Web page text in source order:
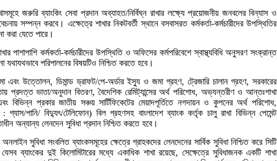
জরুরি ব্যাংকিং সেবা প্রদান অব্যাহত/নির্বিঘ্ন রাখার লক্ষ্যে প্রয়োজনীয় জনবলের বিন্যাস ও
সম্পন্ন করবে। এক্ষেত্রে শাখার নিকটবর্তী স্থানে বসবাসরত কর্মকর্তা-কর্মচারীদের উপস্থিতির
করা যেতে পারে।
পাশাপাশি কর্মকর্তা-কর্মচারীদের উপস্থিতি ও অফিসের কর্মপরিবেশে স্বাস্থ্যবিধি অনুসরণ সংক্রান্ত
যথাযথভাবে পরিপালনের বিষয়টিও নিশ্চিত করতে হবে।
এবং উত্তোলন, ডিমান্ড ড্রাফট/পে-অর্ডার ইস্যু ও জমা গ্রহণ, ট্রেজারি চালান গ্রহণ, সরকারের
প্রদত্ত ভাতা/অনুদান বিতরণ, বৈদেশিক রেমিট্যান্সের অর্থ পরিশোধ, অভ্যন্তরীণ ও আন্তঃশাখা
বিভিন্ন প্রকার জাতীয় সঞ্চয় সার্টিফিকেটের মেয়াদপূর্তিতে নগদায়ন ও কুপনের অর্থ পরিশোধ,
পানি/ বিদ্যুৎ/টেলিফোন) বিল গ্রহণসহ বাংলাদেশ ব্যাংক কর্তৃক চালু রাখা বিভিন্ন পেমেন্ট
অন্যান্য লেনদেন সুবিধা প্রদান নিশ্চিত করতে হবে।
সুবিধা সংবলিত ব্যাংকসমূহের ক্ষেত্রে গ্রাহকদের লেনদেনের সার্বিক সুবিধা নিশ্চিত করে সিটি
ব্যাংকের দুই কিলোমিটারের মধ্যে একাধিক শাখা রয়েছে, সেক্ষেত্রে সুবিধাজনক একটি শাখা